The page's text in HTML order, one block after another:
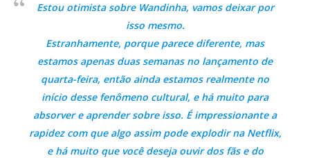
Estou otimista sobre Wandinha, vamos deixar por
isso mesmo.
Estranhamente, porque parece diferente, mas
estamos apenas duas semanas no lançamento de
quarta-feira, então ainda estamos realmente no
início desse fenômeno cultural, e há muito para
absorver e aprender sobre isso. É impressionante a
rapidez com que algo assim pode explodir na Netflix,
e há muito que você deseja ouvir dos fãs e do